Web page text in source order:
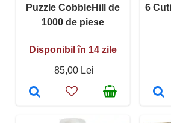
Puzzle CobbleHill de
1000 de piese
Disponibil în 14 zile
85,00 Lei
6